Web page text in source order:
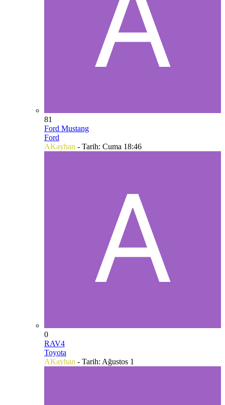
81
Ford Mustang
Ford
AKayhan - Tarih: Cuma 18:46
0
RAV4
Toyota
AKayhan - Tarih: Ağustos 1